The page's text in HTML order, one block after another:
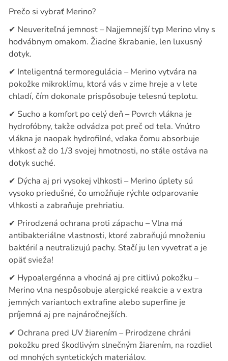
Prečo si vybrať Merino?
✔ Neuveriteľná jemnosť – Najjemnejší typ Merino vlny s
hodvábnym omakom. Žiadne škrabanie, len luxusný
dotyk.
✔ Inteligentná termoregulácia – Merino vytvára na
pokožke mikroklímu, ktorá vás v zime hreje a v lete
chladí, čím dokonale prispôsobuje telesnú teplotu.
✔ Sucho a komfort po celý deň – Povrch vlákna je
hydrofóbny, takže odvádza pot preč od tela. Vnútro
vlákna je naopak hydrofilné, vďaka čomu absorbuje
vlhkosť až do 1/3 svojej hmotnosti, no stále ostáva na
dotyk suché.
✔ Dýcha aj pri vysokej vlhkosti – Merino úplety sú
vysoko priedušné, čo umožňuje rýchle odparovanie
vlhkosti a zabraňuje prehriatiu.
✔ Prirodzená ochrana proti zápachu – Vlna má
antibakteriálne vlastnosti, ktoré zabraňujú množeniu
baktérií a neutralizujú pachy. Stačí ju len vyvetrať a je
opäť svieža!
✔ Hypoalergénna a vhodná aj pre citlivú pokožku –
Merino vlna nespôsobuje alergické reakcie a v extra
jemných variantoch extrafine alebo superfine je
príjemná aj pre najnáročnejších.
✔ Ochrana pred UV žiarením – Prirodzene chráni
pokožku pred škodlivým slnečným žiarením, na rozdiel
od mnohých syntetických materiálov.